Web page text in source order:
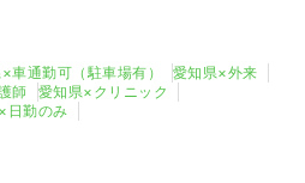
車通勤可（駐車場有）
愛知県×外来
師
愛知県×クリニック
日勤のみ